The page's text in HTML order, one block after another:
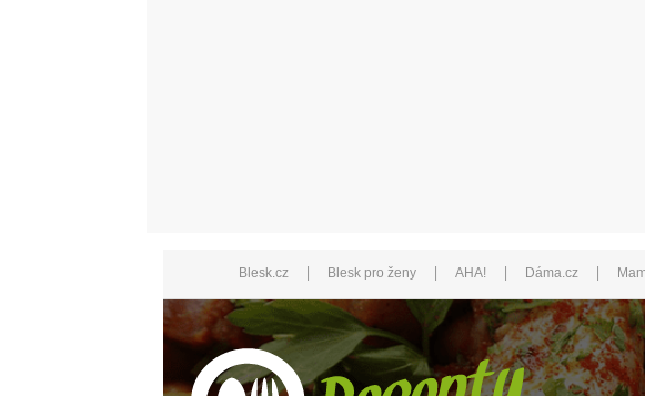
Blesk.cz | Blesk pro ženy | AHA! | Dáma.cz |